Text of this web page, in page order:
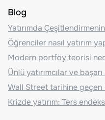
Blog
Yatırımda
Öğrenciler nasıl yatırım
Modern portföy teorisi
Ünlü yatırımcılar ve
Wall Street tarihine geçen
Krizde yatırım: Ters